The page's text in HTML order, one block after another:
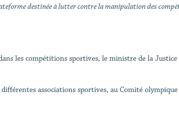
destinée à lutter contre la manipulation des
les compétitions sportives, le ministre de la Justice
associations sportives, au Comité